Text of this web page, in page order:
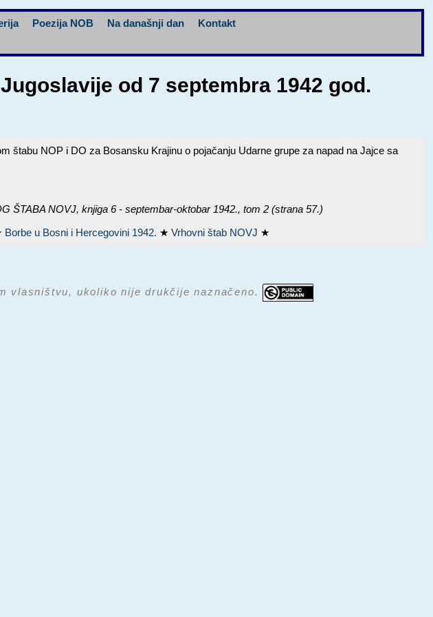
Poezija NOB Na današnji dan
Kontakt
od 7 septembra 1942 god.
štabu NOP i DO za Bosansku Krajinu o pojačanju Udarne grupe za napad na Jajce sa
ŠTABA NOVJ, knjiga 6 - septembar-oktobar 1942., tom 2 (strana 57.)
Borbe u Bosni i Hercegovini 1942. ★Vrhovni štab NOVJ ★
vlasništvu, ukoliko nije drukčije naznačeno.